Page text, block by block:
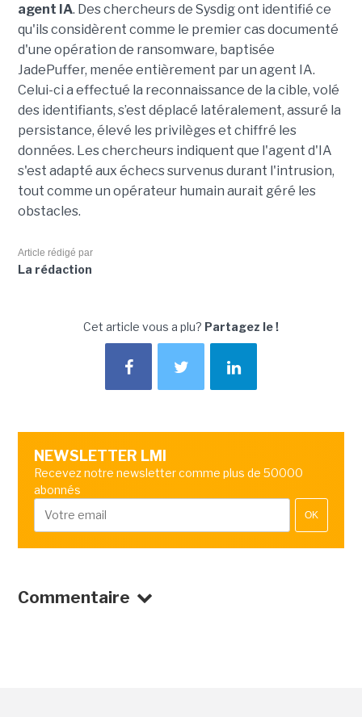
agent IA. Des chercheurs de Sysdig ont identifié ce
qu'ils considèrent comme le premier cas documenté
d'une opération de ransomware, baptisée
JadePuffer, menée entièrement par un agent IA.
Celui-ci a effectué la reconnaissance de la cible, volé
des identifiants, s’est déplacé latéralement, assuré la
persistance, élevé les privilèges et chiffré les
données. Les chercheurs indiquent que l'agent d'IA
s'est adapté aux échecs survenus durant l'intrusion,
tout comme un opérateur humain aurait géré les
obstacles.
Article rédigé par
La rédaction
Cet article vous a plu? Partagez le !
NEWSLETTER LMI
Recevez notre newsletter comme plus de 50000
abonnés
OK
Commentaire